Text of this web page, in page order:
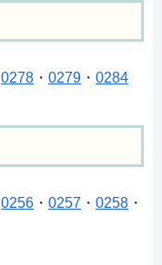
0278 ・ 0279 ・ 0284
0256 ・ 0257 ・ 0258 ・